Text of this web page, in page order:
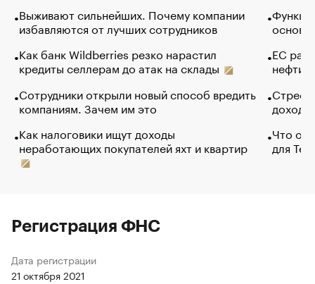
Выживают сильнейших. Почему компании
избавляются от лучших сотрудников
Как банк Wildberries резко нарастил
кредиты селлерам до атак на склады
Сотрудники открыли новый способ вредить
компаниям. Зачем им это
Как налоговики ищут доходы
неработающих покупателей яхт и квартир
основ
ЕС
нефти
Что
для
Регистрация ФНС
Дата регистрации
21 октября 2021